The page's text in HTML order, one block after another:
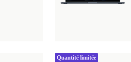
Quantité limitée